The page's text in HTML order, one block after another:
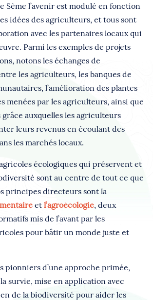
Sème l’avenir est modulé en fonction
idées des agriculteurs, et tous sont
avec les partenaires locaux qui
Parmi les exemples de projets
notons les échanges de
les agriculteurs, les banques de
l’amélioration des plantes
menées par les agriculteurs, ainsi que
auxquelles les agriculteurs
leurs revenus en écoulant des
les marchés locaux.
écologiques qui préservent et
sont au centre de tout ce que
principes directeurs sont la
et l’agroécologie, deux
mis de l’avant par les
pour bâtir un monde juste et
pionniers d’une approche primée,
survie, mise en application avec
de la biodiversité pour aider les